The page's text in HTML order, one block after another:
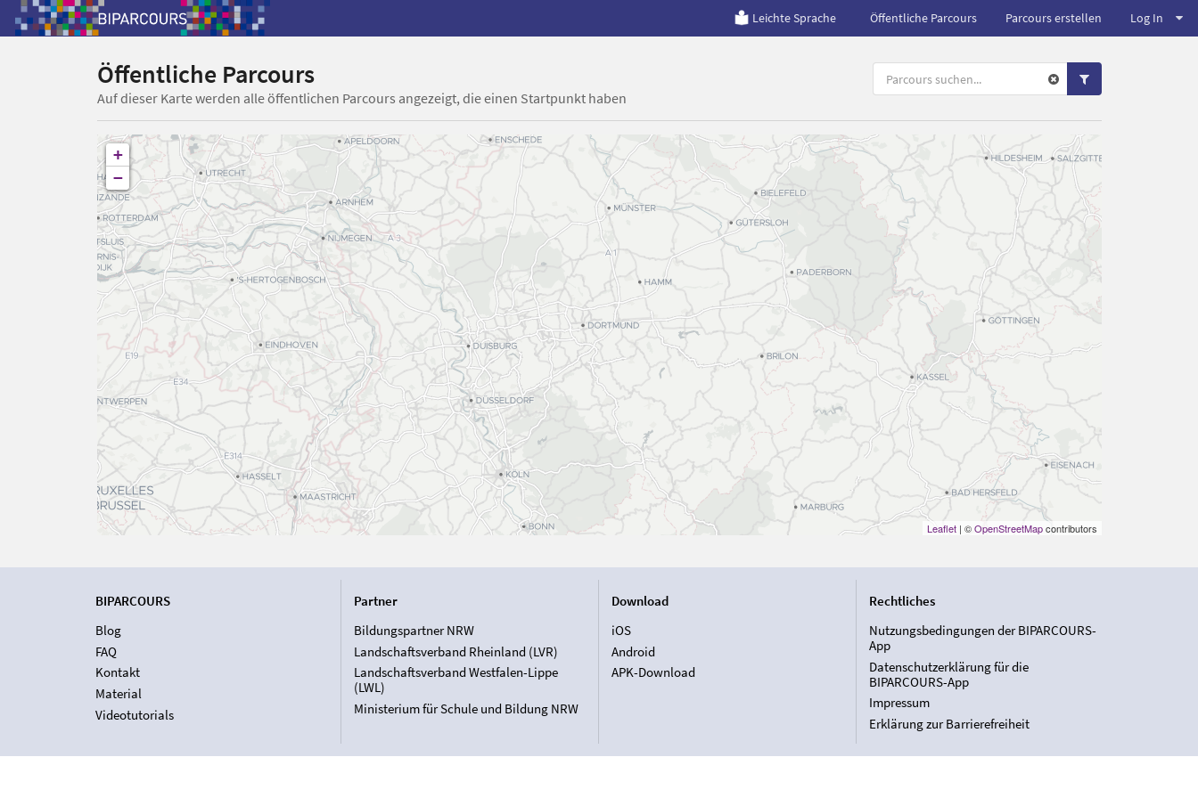
Leichte Sprache Öffentliche Parcours Parcours erstellen Log In
Öffentliche Parcours
Auf dieser Karte werden alle öffentlichen Parcours angezeigt, die einen Startpunkt haben
+
−
Leaflet| ©OpenStreetMapcontributors
BIPARCOURS
Blog
FAQ
Kontakt
Material
Videotutorials
Partner
Bildungspartner NRW
Landschaftsverband Rheinland (LVR)
Landschaftsverband Westfalen-Lippe
(LWL)
Ministerium für Schule und Bildung NRW
Download
iOS
Android
APK-Download
Rechtliches
Nutzungsbedingungen der BIPARCOURS-
App
Datenschutzerklärung für die
BIPARCOURS-App
Impressum
Erklärung zur Barrierefreiheit